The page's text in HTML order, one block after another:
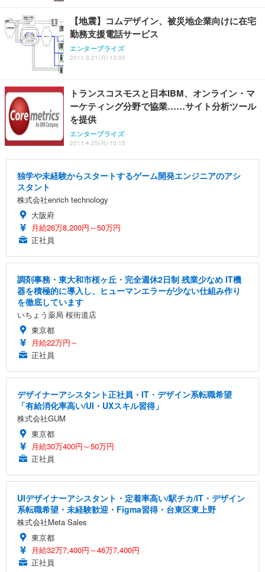
務用 おしゃれ パソコンチェア (ホワイト)
ANDWINT オフィスチェア デスクチェア 肘なし メ
ッシュ 通気性 ランバーサポート付き 腰サポート ガ
ス圧無段階昇降 360度回転 キャスター付き コンパク
【MiniLED/24.5inch/280Hz/FHD】GRAPHT THE S
HOOTER Gaming Monitor 24” Essential ゲーミン
グモニター QD 24.5インチ 1ms FHD 量子ドット 残
アイリスオーヤマ ペットシーツ 超厚型 お徳用 レギ
ュラー 200枚入【Amazon.co.jp限定】
【地震】コムデザイン、被災地企業向けに在宅
勤務支援電話サービス
エンタープライズ
2011.3.21(月) 13:05
トランスコスモスと日本IBM、オンライン・マ
ーケティング分野で協業……サイト分析ツール
を提供
エンタープライズ
2011.4.25(月) 15:15
独学や未経験からスタートするゲーム開発エンジニアのアシ
スタント
株式会社enrich technology
大阪府
月給26万8,200円～50万円
正社員
調剤事務・東大和市桜ヶ丘・完全週休2日制 残業少なめ IT機
器を積極的に導入し、ヒューマンエラーが少ない仕組み作り
を徹底しています
いちょう薬局 桜街道店
東京都
月給22万円～
正社員
デザイナーアシスタント正社員・IT・デザイン系転職希望
「有給消化率高い/UI・UXスキル習得」
株式会社GUM
東京都
月給30万400円～50万円
正社員
UIデザイナーアシスタント・定着率高い/駅チカ/IT・デザイン
系転職希望・未経験歓迎・Figma習得・台東区東上野
株式会社Meta Sales
東京都
月給32万7,400円～46万7,400円
正社員